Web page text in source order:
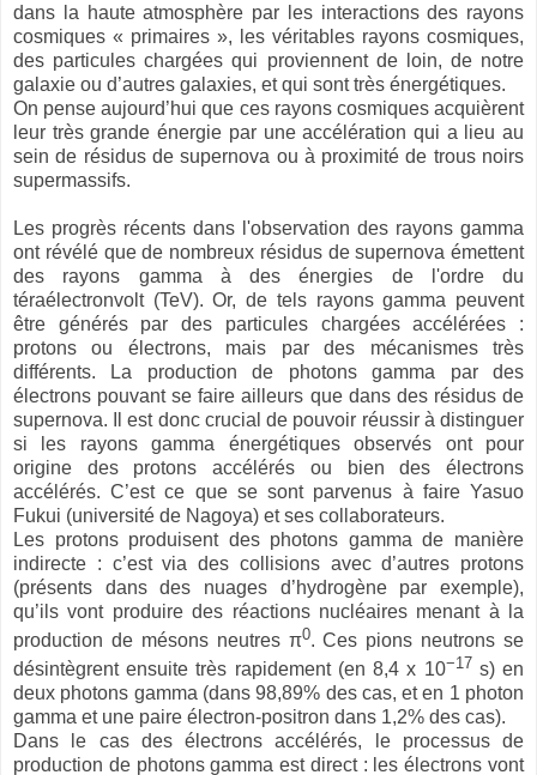
dans la haute atmosphère par les interactions des rayons
cosmiques « primaires », les véritables rayons cosmiques,
des particules chargées qui proviennent de loin, de notre
galaxie ou d’autres galaxies, et qui sont très énergétiques.
On pense aujourd’hui que ces rayons cosmiques acquièrent
leur très grande énergie par une accélération qui a lieu au
sein de résidus de supernova ou à proximité de trous noirs
supermassifs.
Les progrès récents dans l'observation des rayons gamma
ont révélé que de nombreux résidus de supernova émettent
des rayons gamma à des énergies de l'ordre du
téraélectronvolt (TeV). Or, de tels rayons gamma peuvent
être générés par des particules chargées accélérées :
protons ou électrons, mais par des mécanismes très
différents. La production de photons gamma par des
électrons pouvant se faire ailleurs que dans des résidus de
supernova. Il est donc crucial de pouvoir réussir à distinguer
si les rayons gamma énergétiques observés ont pour
origine des protons accélérés ou bien des électrons
accélérés. C’est ce que se sont parvenus à faire Yasuo
Fukui (université de Nagoya) et ses collaborateurs.
Les protons produisent des photons gamma de manière
indirecte : c’est via des collisions avec d’autres protons
(présents dans des nuages d’hydrogène par exemple),
qu’ils vont produire des réactions nucléaires menant à la
production de mésons neutres π0. Ces pions neutrons se
désintègrent ensuite très rapidement (en 8,4 x 10−17 s) en
deux photons gamma (dans 98,89% des cas, et en 1 photon
gamma et une paire électron-positron dans 1,2% des cas).
Dans le cas des électrons accélérés, le processus de
production de photons gamma est direct : les électrons vont